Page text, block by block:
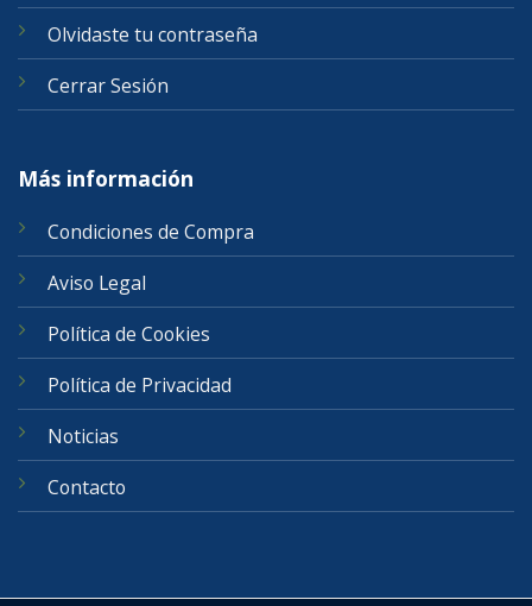
Olvidaste tu contraseña
Cerrar Sesión
Más información
Condiciones de Compra
Aviso Legal
Política de Cookies
Política de Privacidad
Noticias
Contacto